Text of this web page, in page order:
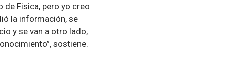
Fisica, pero yo creo
la información, se
y se van a otro lado,
sostiene.